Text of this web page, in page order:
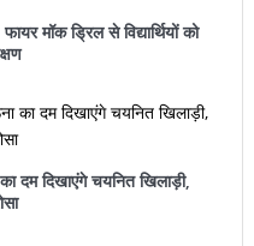
मॉक ड्रिल से विद्यार्थियों को
दम दिखाएंगे चयनित खिलाड़ी,